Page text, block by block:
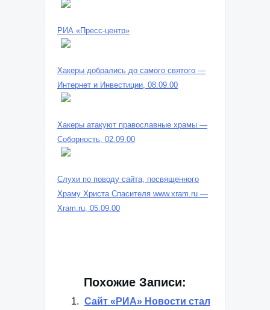
РИА «Пресс-центр»
Хакеры добрались до самого святого —
Интернет и Инвестиции, 08.09.00
Хакеры атакуют православные храмы —
Соборность, 02.09.00
Слухи по поводу сайта, посвященного
Храму Христа Спасителя www.xram.ru —
Xram.ru, 05.09.00
Похожие Записи:
Сайт «РИА» Новости стал